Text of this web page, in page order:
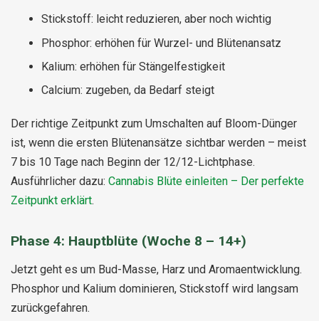
Stickstoff: leicht reduzieren, aber noch wichtig
Phosphor: erhöhen für Wurzel- und Blütenansatz
Kalium: erhöhen für Stängelfestigkeit
Calcium: zugeben, da Bedarf steigt
Der richtige Zeitpunkt zum Umschalten auf Bloom-Dünger
ist, wenn die ersten Blütenansätze sichtbar werden – meist
7 bis 10 Tage nach Beginn der 12/12-Lichtphase.
Ausführlicher dazu: Cannabis Blüte einleiten – Der perfekte
Zeitpunkt erklärt.
Phase 4: Hauptblüte (Woche 8 – 14+)
Jetzt geht es um Bud-Masse, Harz und Aromaentwicklung.
Phosphor und Kalium dominieren, Stickstoff wird langsam
zurückgefahren.